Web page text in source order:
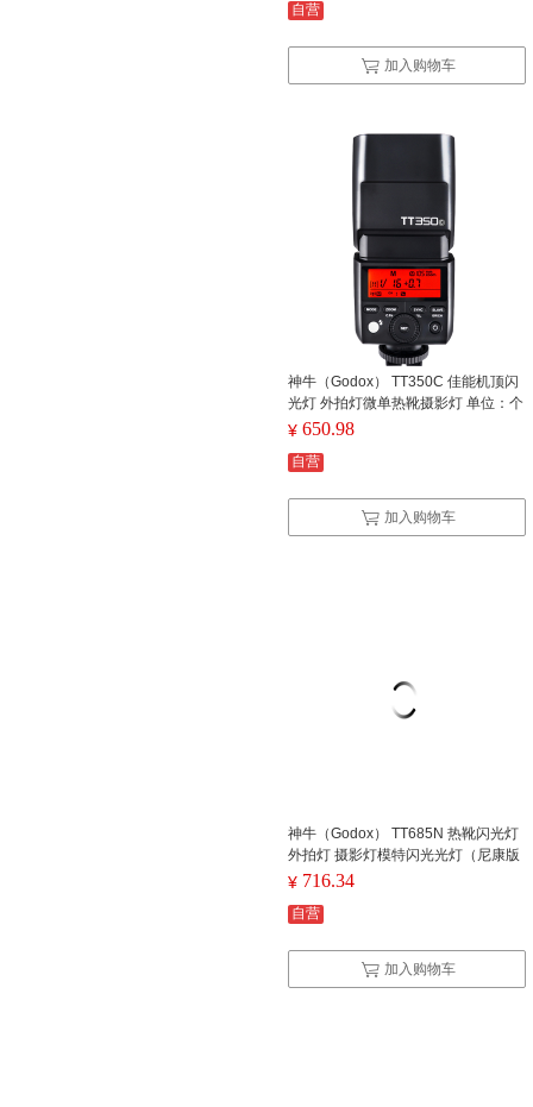
自营
加入购物车
神牛（Godox） TT350C 佳能机顶闪
光灯 外拍灯微单热靴摄影灯 单位：个
¥ 650.98
自营
加入购物车
神牛（Godox） TT685N 热靴闪光灯
外拍灯 摄影灯模特闪光光灯（尼康版
） 单位：个
¥ 716.34
自营
加入购物车